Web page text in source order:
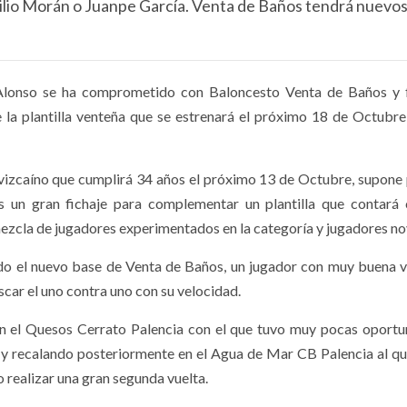
Morán o Juanpe García. Venta de Baños tendrá nuevos
se ha comprometido con Baloncesto Venta de Baños y
la plantilla venteña que se estrenará el próximo 18 de
que cumplirá 34 años el próximo 13 de Octubre, supone
un gran fichaje para complementar un plantilla que contará
de jugadores experimentados en la categoría y jugadores
nuevo base de Venta de Baños, un jugador con muy buena
el uno contra uno con su velocidad.
Quesos Cerrato Palencia con el que tuvo muy pocas
recalando posteriormente en el Agua de Mar CB Palencia al
una gran segunda vuelta.